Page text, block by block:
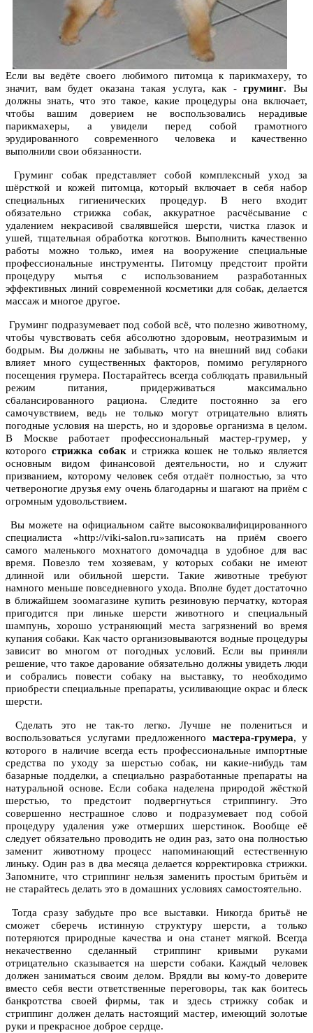
Если вы ведёте своего любимого питомца к парикмахеру, то
значит, вам будет оказана такая услуга, как -груминг. Вы
должны знать, что это такое, какие процедуры она включает,
чтобы вашим доверием не воспользовались нерадивые
парикмахеры, а увидели перед собой грамотного
эрудированного современного человека и качественно
выполнили свои обязанности.
Груминг собак представляет собой комплексный уход за
шёрсткой и кожей питомца, который включает в себя набор
специальных гигиенических процедур. В него входит
обязательно стрижка собак, аккуратное расчёсывание с
удалением некрасивой свалявшейся шерсти, чистка глазок и
ушей, тщательная обработка коготков. Выполнить качественно
работы можно только, имея на вооружение специальные
профессиональные инструменты. Питомцу предстоит пройти
процедуру мытья с использованием разработанных
эффективных линий современной косметики для собак, делается
массаж и многое другое.
Груминг подразумевает под собой всё, что полезно животному,
чтобы чувствовать себя абсолютно здоровым, неотразимым и
бодрым. Вы должны не забывать, что на внешний вид собаки
влияет много существенных факторов, помимо регулярного
посещения грумера. Постарайтесь всегда соблюдать правильный
режим питания, придерживаться максимально
сбалансированного рациона. Следите постоянно за его
самочувствием, ведь не только могут отрицательно влиять
погодные условия на шерсть, но и здоровье организма в целом.
В Москве работает профессиональный мастер-грумер, у
которогострижка собаки стрижка кошек не только является
основным видом финансовой деятельности, но и служит
призванием, которому человек себя отдаёт полностью, за что
четвероногие друзья ему очень благодарны и шагают на приём с
огромным удовольствием.
Вы можете на официальном сайте высококвалифицированного
специалиста «http://viki-salon.ru»записать на приём своего
самого маленького мохнатого домочадца в удобное для вас
время. Повезло тем хозяевам, у которых собаки не имеют
длинной или обильной шерсти. Такие животные требуют
намного меньше повседневного ухода. Вполне будет достаточно
в ближайшем зоомагазине купить резиновую перчатку, которая
пригодится при линьке шерсти животного и специальный
шампунь, хорошо устраняющий места загрязнений во время
купания собаки. Как часто организовываются водные процедуры
зависит во многом от погодных условий. Если вы приняли
решение, что такое дарование обязательно должны увидеть люди
и собрались повести собаку на выставку, то необходимо
приобрести специальные препараты, усиливающие окрас и блеск
шерсти.
Сделать это не так-то легко. Лучше не полениться и
воспользоваться услугами предложенного мастера-грумера, у
которого в наличие всегда есть профессиональные импортные
средства по уходу за шерстью собак, ни какие-нибудь там
базарные подделки, а специально разработанные препараты на
натуральной основе. Если собака наделена природой жёсткой
шерстью, то предстоит подвергнуться стриппингу. Это
совершенно нестрашное слово и подразумевает под собой
процедуру удаления уже отмерших шерстинок. Вообще её
следует обязательно проводить не один раз, зато она полностью
заменит животному процесс напоминающий естественную
линьку. Один раз в два месяца делается корректировка стрижки.
Запомните, что стриппинг нельзя заменить простым бритьём и
не старайтесь делать это в домашних условиях самостоятельно.
Тогда сразу забудьте про все выставки. Никогда бритьё не
сможет сберечь истинную структуру шерсти, а только
потеряются природные качества и она станет мягкой. Всегда
некачественно сделанный стриппинг кривыми руками
отрицательно сказывается на шерсти собаки. Каждый человек
должен заниматься своим делом. Врядли вы кому-то доверите
вместо себя вести ответственные переговоры, так как боитесь
банкротства своей фирмы, так и здесь стрижку собак и
стриппинг должен делать настоящий мастер, имеющий золотые
руки и прекрасное доброе сердце.